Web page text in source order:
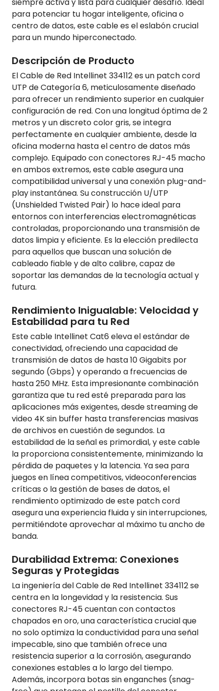
para potenciar tu hogar inteligente, oficina o
centro de datos, este cable es el eslabón crucial
para un mundo hiperconectado.
Descripción de Producto
El Cable de Red Intellinet 334112 es un patch cord
UTP de Categoría 6, meticulosamente diseñado
para ofrecer un rendimiento superior en cualquier
configuración de red. Con una longitud óptima de 2
metros y un discreto color gris, se integra
perfectamente en cualquier ambiente, desde la
oficina moderna hasta el centro de datos más
complejo. Equipado con conectores RJ-45 macho
en ambos extremos, este cable asegura una
compatibilidad universal y una conexión plug-and-
play instantánea. Su construcción U/UTP
(Unshielded Twisted Pair) lo hace ideal para
entornos con interferencias electromagnéticas
controladas, proporcionando una transmisión de
datos limpia y eficiente. Es la elección predilecta
para aquellos que buscan una solución de
cableado fiable y de alto calibre, capaz de
soportar las demandas de la tecnología actual y
futura.
Rendimiento Inigualable: Velocidad y
Estabilidad para tu Red
Este cable Intellinet Cat6 eleva el estándar de
conectividad, ofreciendo una capacidad de
transmisión de datos de hasta 10 Gigabits por
segundo (Gbps) y operando a frecuencias de
hasta 250 MHz. Esta impresionante combinación
garantiza que tu red esté preparada para las
aplicaciones más exigentes, desde streaming de
video 4K sin buffer hasta transferencias masivas
de archivos en cuestión de segundos. La
estabilidad de la señal es primordial, y este cable
la proporciona consistentemente, minimizando la
pérdida de paquetes y la latencia. Ya sea para
juegos en línea competitivos, videoconferencias
críticas o la gestión de bases de datos, el
rendimiento optimizado de este patch cord
asegura una experiencia fluida y sin interrupciones,
permitiéndote aprovechar al máximo tu ancho de
banda.
Durabilidad Extrema: Conexiones
Seguras y Protegidas
La ingeniería del Cable de Red Intellinet 334112 se
centra en la longevidad y la resistencia. Sus
conectores RJ-45 cuentan con contactos
chapados en oro, una característica crucial que
no solo optimiza la conductividad para una señal
impecable, sino que también ofrece una
resistencia superior a la corrosión, asegurando
conexiones estables a lo largo del tiempo.
Además, incorpora botas sin enganches (snag-